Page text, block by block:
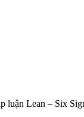
luận Lean – Six